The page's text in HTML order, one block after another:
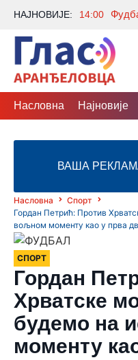
НАЈНОВИЈЕ: 14:00
Насловна Најновије
ВАША
Насловна
Спорт
Гордан Петрић: Против
вољном моменту као у прва
СПОРТ
Гордан
Хрватске
будемо на
моменту